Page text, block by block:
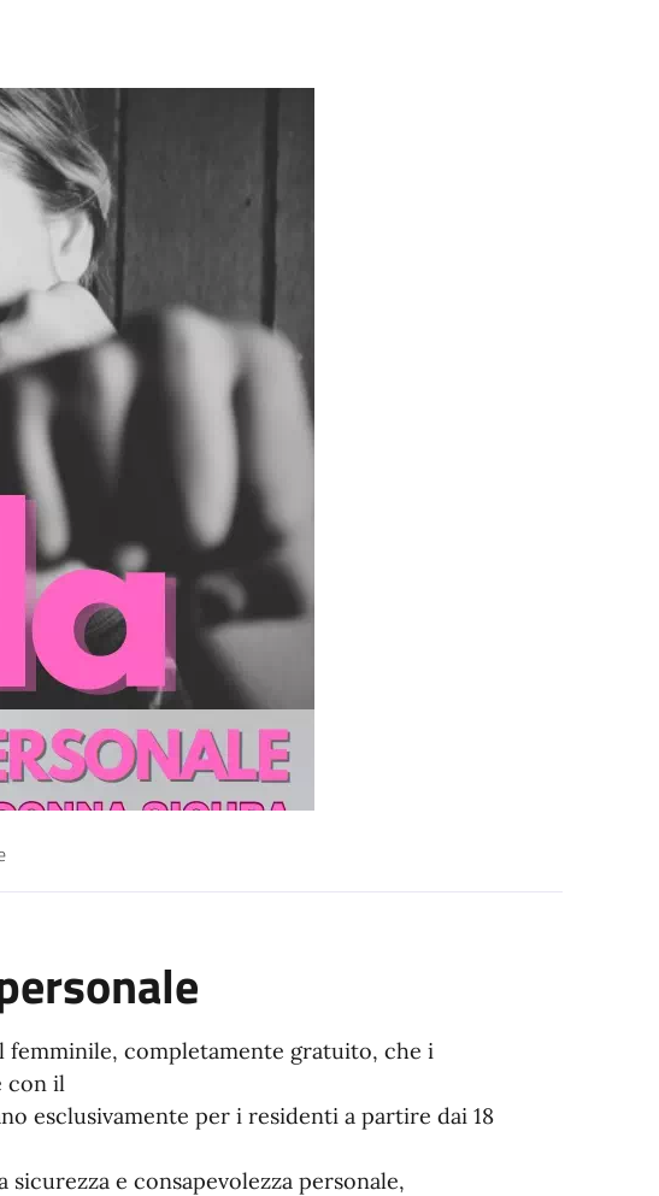
femminile, completamente gratuito, che i
con il
esclusivamente per i residenti a partire dai 18
e consapevolezza personale,